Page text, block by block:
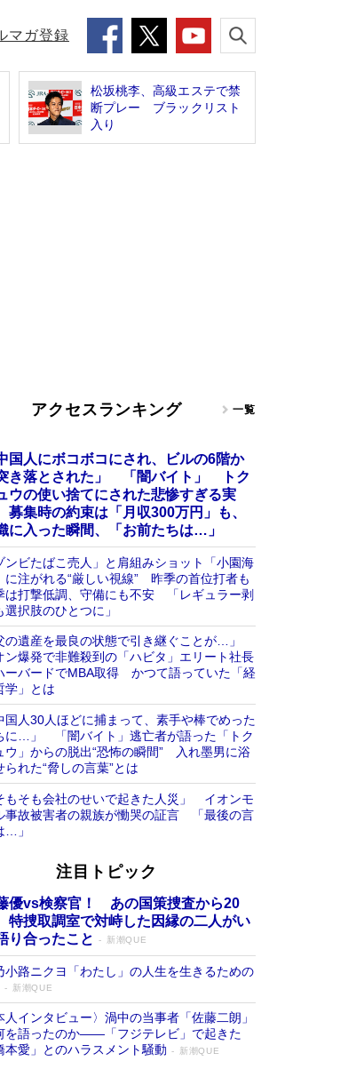
マガ登録
松坂桃李、高級エステで禁
断プレー ブラックリスト
入り
アクセスランキング 一覧
国人にボコボコにされ、ビルの6階か
き落とされた」 「闇バイト」 トク
ウの使い捨てにされた悲惨すぎる実
集時の約束は「月収300万円」も、
に入った瞬間、「お前たちは…」
ンビたばこ売人」と肩組みショット「小園海
に注がれる“厳しい視線” 昨季の首位打者も
は打撃低調、守備にも不安 「レギュラー剥
選択肢のひとつに」
の遺産を最良の状態で引き継ぐことが…」
ン爆発で非難殺到の「ハビタ」エリート社長
ーバードでMBA取得 かつて語っていた「経
学」とは
国人30人ほどに捕まって、素手や棒でめった
に…」 「闇バイト」逃亡者が語った「トク
ウ」からの脱出“恐怖の瞬間” 入れ墨男に浴
られた“脅しの言葉”とは
もそも会社のせいで起きた人災」 イオンモ
事故被害者の親族が慟哭の証言 「最後の言
…」
注目トピック
優vs検察官！ あの国策捜査から20
特捜取調室で対峙した因縁の二人がい
り合ったこと
新潮QUE
小路ニクヨ「わたし」の人生を生きるための
新潮QUE
人インタビュー〉渦中の当事者「佐藤二朗」
を語ったのか――「フジテレビ」で起きた
本愛」とのハラスメント騒動
新潮QUE